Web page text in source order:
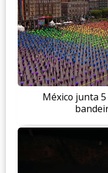
México junta